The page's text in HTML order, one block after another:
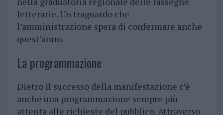
letterarie. Un traguardo che
l’amministrazione spera di confermare anche
quest’anno.
La programmazione
Dietro il successo della manifestazione c’è
anche una programmazione sempre più
attenta alle richieste del pubblico. Attraverso